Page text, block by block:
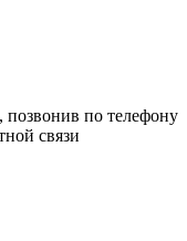
позвонив по телефону
связи